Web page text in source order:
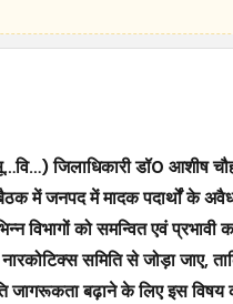
जिलाधिकारी डॉ0 आशीष
में जनपद में मादक पदार्थों के
को समन्वित एवं प्रभावी
समिति से जोड़ा जाए,
बढ़ाने के लिए इस विषय